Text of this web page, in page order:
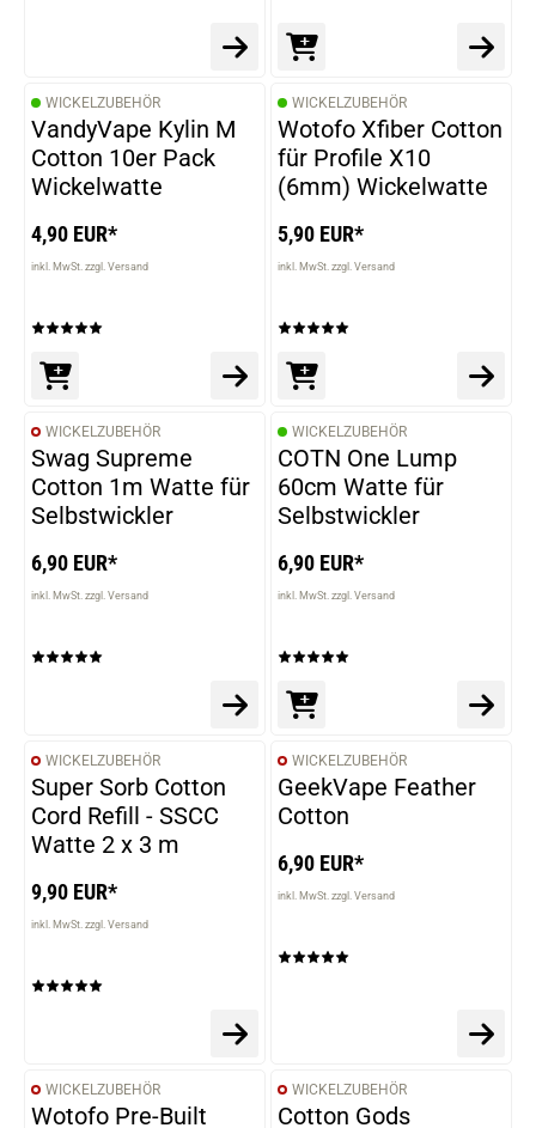
WICKELZUBEHÖR
VandyVape Kylin M
Cotton 10er Pack
Wickelwatte
4,90 EUR*
inkl. MwSt. zzgl. Versand
WICKELZUBEHÖR
Wotofo Xfiber Cotton
für Profile X10
(6mm) Wickelwatte
5,90 EUR*
inkl. MwSt. zzgl. Versand
WICKELZUBEHÖR
Swag Supreme
Cotton 1m Watte für
Selbstwickler
6,90 EUR*
inkl. MwSt. zzgl. Versand
WICKELZUBEHÖR
COTN One Lump
60cm Watte für
Selbstwickler
6,90 EUR*
inkl. MwSt. zzgl. Versand
WICKELZUBEHÖR
Super Sorb Cotton
Cord Refill - SSCC
Watte 2 x 3 m
9,90 EUR*
inkl. MwSt. zzgl. Versand
WICKELZUBEHÖR
GeekVape Feather
Cotton
6,90 EUR*
inkl. MwSt. zzgl. Versand
WICKELZUBEHÖR
Wotofo Pre-Built
WICKELZUBEHÖR
Cotton Gods